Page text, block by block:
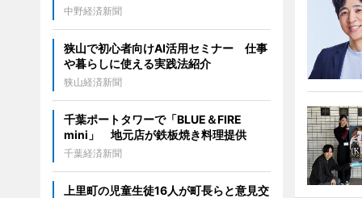
中野経済新聞
狭山で初心者向けAI活用セミナー 仕事
や暮らしに使える実践法紹介
狭山経済新聞
千葉ポートタワーで「BLUE＆FIRE
mini」 地元店が鉄板焼き料理提供
千葉経済新聞
上里町の児童生徒16人が町長らと意見交